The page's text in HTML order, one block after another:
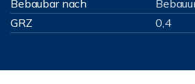
Bebaubar nach
GRZ
0,4